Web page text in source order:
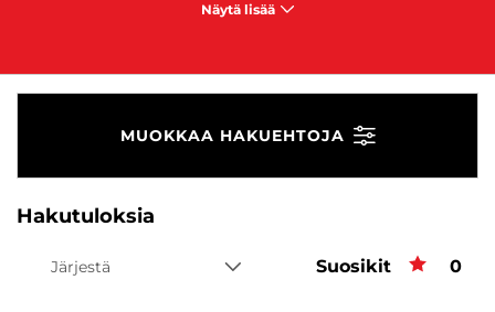
Näytä lisää
MUOKKAA HAKUEHTOJA
Hakutuloksia
Järjestä Suosikit 0